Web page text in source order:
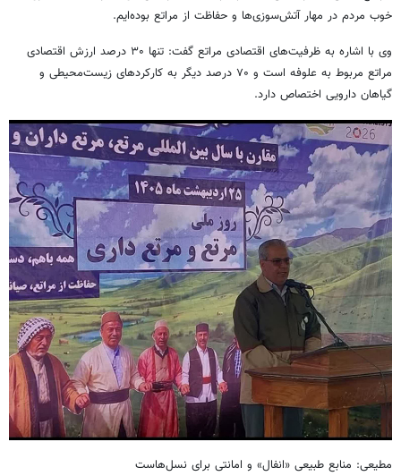
خوب مردم در مهار آتش‌سوزی‌ها و حفاظت از مراتع بوده‌ایم.
وی با اشاره به ظرفیت‌های اقتصادی مراتع گفت: تنها ۳۰ درصد ارزش اقتصادی
مراتع مربوط به علوفه است و ۷۰ درصد دیگر به کارکردهای زیست‌محیطی و
گیاهان دارویی اختصاص دارد.
مطیعی: منابع طبیعی «انفال» و امانتی برای نسل‌هاست